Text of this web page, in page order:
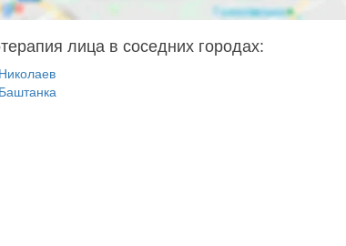
лица в соседних городах: